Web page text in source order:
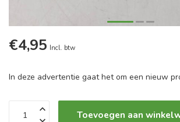
€4,95 Incl. btw
In deze advertentie gaat het om een nieuw
Toevoegen aan